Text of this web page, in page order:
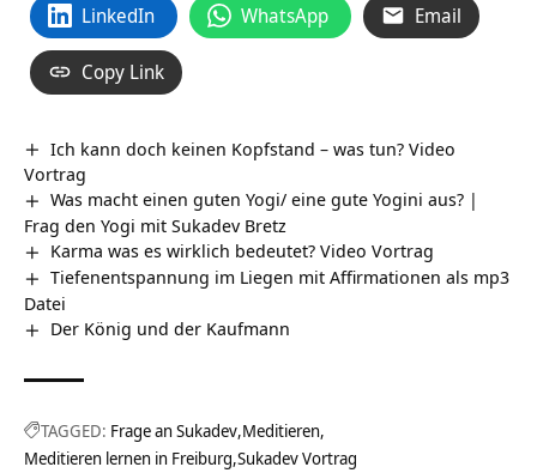
LinkedIn WhatsApp Email
Copy Link
Ich kann doch keinen Kopfstand – was tun? Video
Vortrag
Was macht einen guten Yogi/ eine gute Yogini aus? |
Frag den Yogi mit Sukadev Bretz
Karma was es wirklich bedeutet? Video Vortrag
Tiefenentspannung im Liegen mit Affirmationen als mp3
Datei
Der König und der Kaufmann
TAGGED: Frage an Sukadev Meditieren
Meditieren lernen in Freiburg Sukadev Vortrag